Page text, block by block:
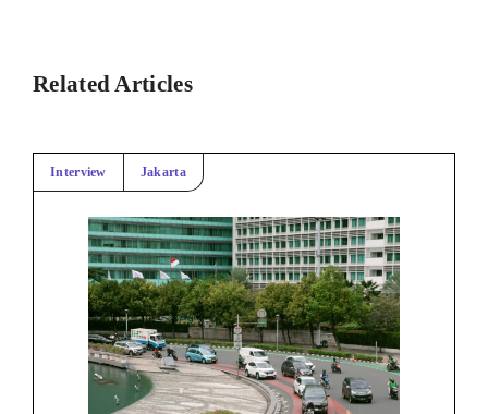
Related Articles
Interview Jakarta